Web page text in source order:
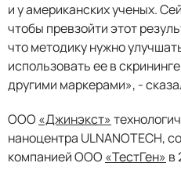
и у американских ученых.
чтобы превзойти этот
что методику нужно
использовать ее в
другими маркерами», -
ООО «Джинэкст»
наноцентра ULNANOTECH,
компанией ООО «ТестГен» в